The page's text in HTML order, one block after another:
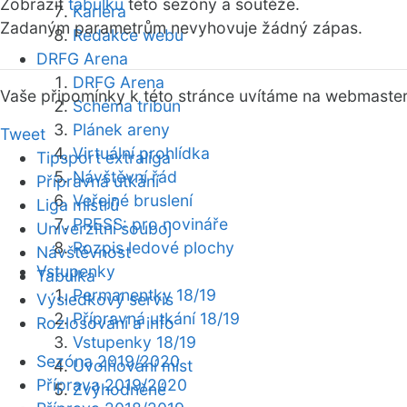
Kariéra
Redakce webu
DRFG Arena
DRFG Arena
Schéma tribun
Plánek areny
Virtuální prohlídka
Návštěvní řád
Veřejné bruslení
PRESS: pro novináře
Rozpis ledové plochy
Vstupenky
Permanentky 18/19
Přípravná utkání 18/19
Vstupenky 18/19
Uvolňování míst
Zvýhodněné
Zobrazit tabulku této sezóny a soutěže.
Zadaným parametrům nevyhovuje žádný zápas.
Vaše připomínky k této stránce uvítáme na webmaster
Tweet
Tipsport extraliga
Přípravná utkání
Liga mistrů
Univerzitní souboj
Návštěvnost
Tabulka
Výsledkový servis
Rozlosování a info
Sezóna 2019/2020
Příprava 2019/2020